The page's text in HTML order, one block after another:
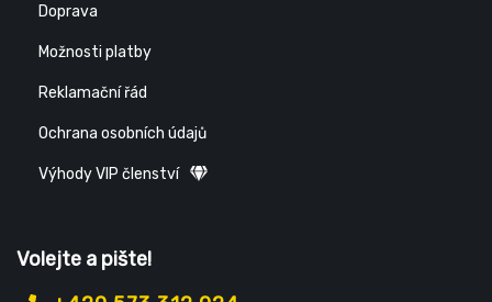
Doprava
Možnosti platby
Reklamační řád
Ochrana osobních údajů
Výhody VIP členství
Volejte a pište!